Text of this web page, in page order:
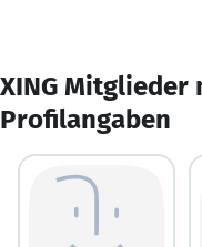
XING Mitglieder
Profilangaben